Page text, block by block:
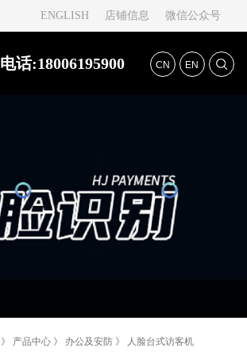
ENGLISH 店铺信息 微信公众号
CN EN
电话:18006195900
》 产品中心 》 办公及安防 》 人脸台式访客机